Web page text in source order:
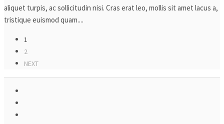
aliquet turpis, ac sollicitudin nisi. Cras erat leo, mollis sit amet lacus a,
tristique euismod quam....
1
2
NEXT